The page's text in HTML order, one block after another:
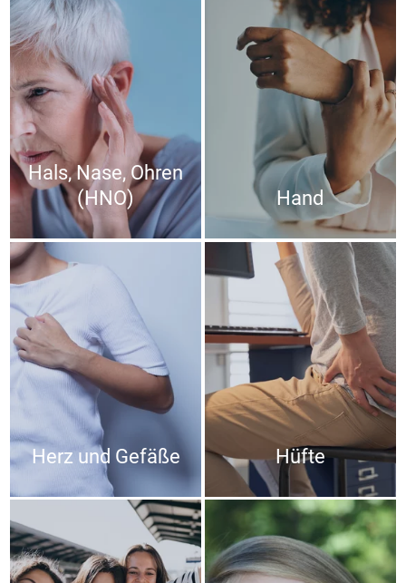
Hals, Nase, Ohren
(HNO)
Hand
Herz und Gefäße Hüfte